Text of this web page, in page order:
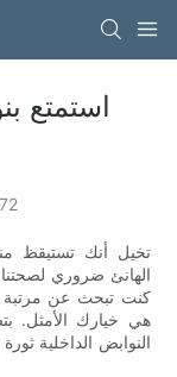
استمتع
72
تخيل أنك تستيقظ
الهانئ ضروري
كنت تبحث عن مرتبة
هي خيارك الأمثل.
النوابض الداخلية